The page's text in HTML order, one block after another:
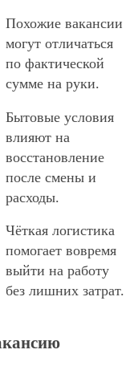
Похожие вакансии
могут отличаться
по фактической
сумме на руки.
Бытовые условия
влияют на
восстановление
после смены и
расходы.
Чёткая логистика
помогает вовремя
выйти на работу
без лишних затрат.